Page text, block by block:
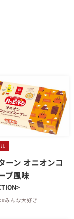
ーン オニオンコ
プ風味
#みんな大好き